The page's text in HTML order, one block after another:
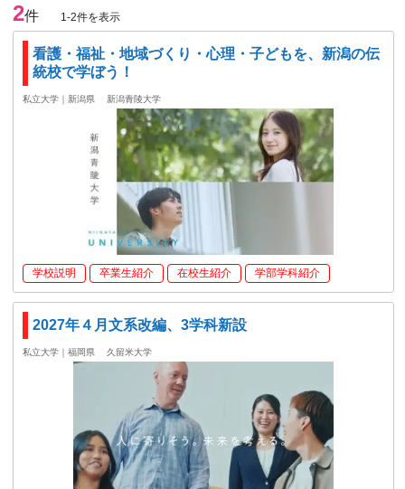
2件 1-2件を表示
看護・福祉・地域づくり・心理・子どもを、新潟の伝
統校で学ぼう！
私立大学｜新潟県 新潟青陵大学
学校説明 卒業生紹介 在校生紹介 学部学科紹介
2027年４月文系改編、3学科新設
私立大学｜福岡県 久留米大学